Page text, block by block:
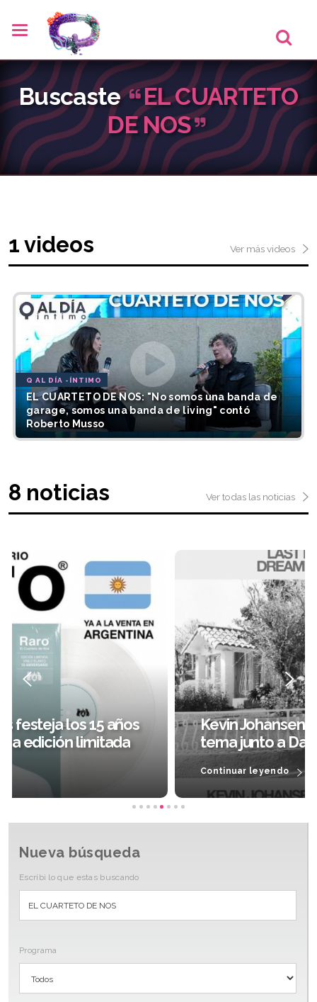
Buscaste
EL CUARTETO
DE NOS
1 videos Ver más videos
Q AL DÍA -ÍNTIMO
EL CUARTETO DE NOS: "No somos una banda de
garage, somos una banda de living" contó
Roberto Musso
8 noticias Ver todas las noticias
Kevin Johansen presentó su último
tema junto a David Byrne
Nueva búsqueda
Escribi lo que estas buscando
Programa